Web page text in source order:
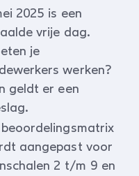
2025 is een
vrije dag.
je
werken?
geldt er een
beoordelingsmatrix
aangepast voor
2 t/m 9 en